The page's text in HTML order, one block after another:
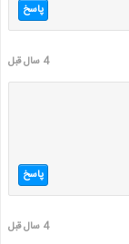
پاسخ
4 سال قبل
پاسخ
4 سال قبل